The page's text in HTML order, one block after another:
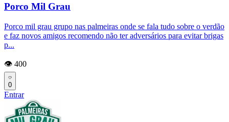
Porco Mil Grau
Porco mil grau grupo nas palmeiras onde se fala tudo sobre o verdão
e faz novos amigos recomendo não ter adversários para evitar brigas
p...
👁️ 400
0
Entrar